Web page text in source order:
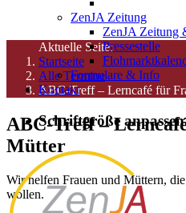
ZenJA Zeitung
ZenJA Zeitung
Pressestelle
Formulare & Info
Kontakt
Schriftgröße anpassen
Aktuelle Seite:
Startseite
Alle Termine
ABC-Treff – Lerncafé für
ABC-Treff –
Mütter
Wir helfen Frauen und Müttern, die
wollen.